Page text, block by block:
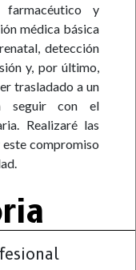
y
médica básica
detección
y, por último,
trasladado a un
seguir con el
Realizaré las
este compromiso